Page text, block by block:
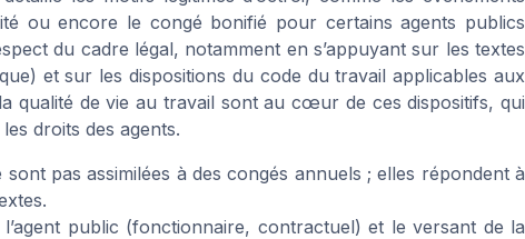
ou encore le congé bonifié pour certains agents publics
du cadre légal, notamment en s’appuyant sur les textes
et sur les dispositions du code du travail applicables aux
qualité de vie au travail sont au cœur de ces dispositifs, qui
droits des agents.
sont pas assimilées à des congés annuels ; elles répondent à
public (fonctionnaire, contractuel) et le versant de la